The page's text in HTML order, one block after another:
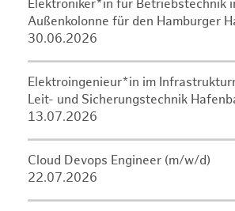
Elektroniker*in für Betriebstechnik
Außenkolonne für den Hamburger
30.06.2026
Elektroingenieur*in im
Leit- und Sicherungstechnik
13.07.2026
Cloud Devops Engineer (m/w/d)
22.07.2026